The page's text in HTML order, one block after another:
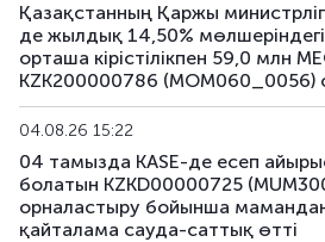
Қазақстанның Қаржы
де жылдық 14,50% мөлшеріндегі
орташа кірістілікпен 59,0 млн
KZK200000786 (MOM060_0056)
04.08.26 15:22
04 тамызда KASE-де есеп
болатын KZKD00000725
орналастыру бойынша
қайталама сауда-саттық өтті